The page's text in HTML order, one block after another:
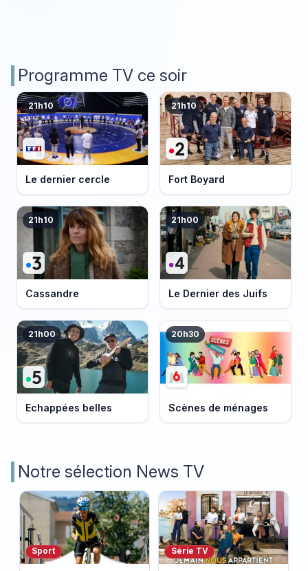
Programme TV ce soir
21h10
Le dernier cercle
21h10
Fort Boyard
21h10
Cassandre
21h00
Le Dernier des Juifs
21h00
Echappées belles
20h30
Scènes de ménages
Notre sélection News TV
Sport Série TV